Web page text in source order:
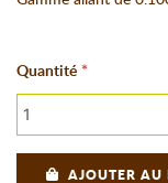
Quantité
AJOUTER AU